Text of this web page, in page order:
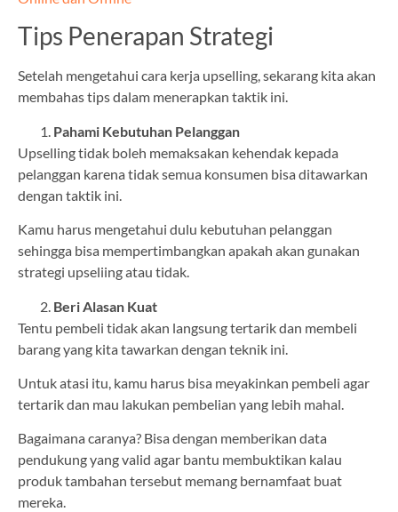
Tips Penerapan Strategi
Setelah mengetahui cara kerja upselling, sekarang kita akan
membahas tips dalam menerapkan taktik ini.
Pahami Kebutuhan Pelanggan
Upselling tidak boleh memaksakan kehendak kepada
pelanggan karena tidak semua konsumen bisa ditawarkan
dengan taktik ini.
Kamu harus mengetahui dulu kebutuhan pelanggan
sehingga bisa mempertimbangkan apakah akan gunakan
strategi upseliing atau tidak.
Beri Alasan Kuat
Tentu pembeli tidak akan langsung tertarik dan membeli
barang yang kita tawarkan dengan teknik ini.
Untuk atasi itu, kamu harus bisa meyakinkan pembeli agar
tertarik dan mau lakukan pembelian yang lebih mahal.
Bagaimana caranya? Bisa dengan memberikan data
pendukung yang valid agar bantu membuktikan kalau
produk tambahan tersebut memang bernamfaat buat
mereka.